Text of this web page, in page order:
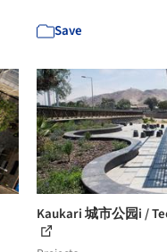
Save
Kaukari 城市公园i /